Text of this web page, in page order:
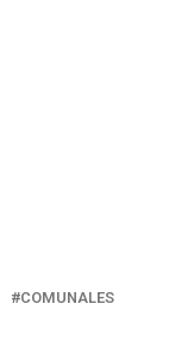
COMUNALES